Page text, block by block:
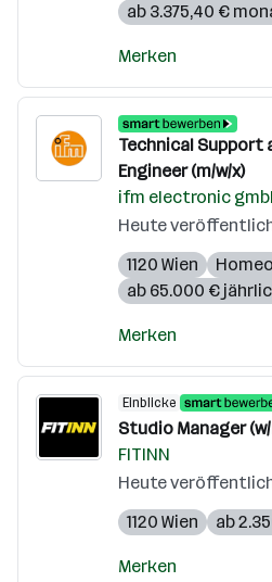
ab 3.375,40 €
Merken
Technical Support
Engineer (m/w/x)
ifm electronic
Heute
1120 Wien
ab 65.000 €
Merken
Einblicke
Studio Manager
FITINN
Heute
1120 Wien
ab
Merken